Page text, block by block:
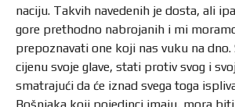
naciju. Takvih navedenih je dosta, ali
gore prethodno nabrojanih i mi
prepoznavati one koji nas vuku na
cijenu svoje glave, stati protiv svog i
smatrajući da će iznad svega toga